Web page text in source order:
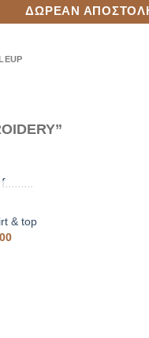
ΔΩΡΕΆΝ
& top
Η